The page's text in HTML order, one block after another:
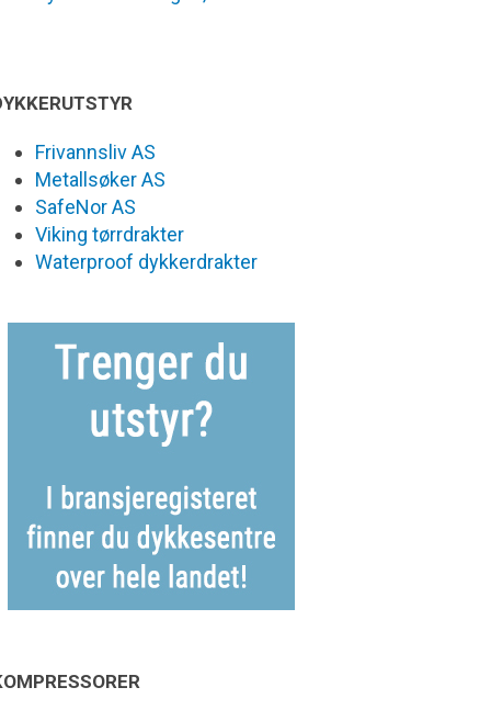
Frivannsliv AS
Metallsøker AS
SafeNor AS
Viking tørrdrakter
Waterproof dykkerdrakter